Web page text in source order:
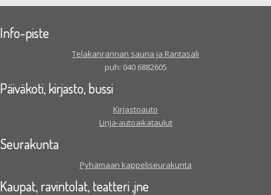
Info-piste
Telakanrannan sauna ja Rantasali
puh: 040 6882605
Päiväkoti, kirjasto, bussi
Kirjastoauto
Linja-autoaikataulut
Seurakunta
Pyhämaan kappeliseurakunta
Kaupat, ravintolat, teatteri ,jne